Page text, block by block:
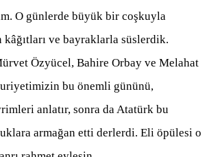
O günlerde büyük bir coşkuyla
kâğıtları ve bayraklarla süslerdik.
Özyücel, Bahire Orbay ve Melahat
bu önemli gününü,
anlatır, sonra da Atatürk bu
armağan etti derlerdi. Eli öpülesi o